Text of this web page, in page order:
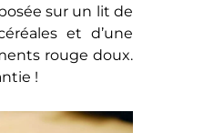
sur un lit de
et d’une
rouge doux.
!